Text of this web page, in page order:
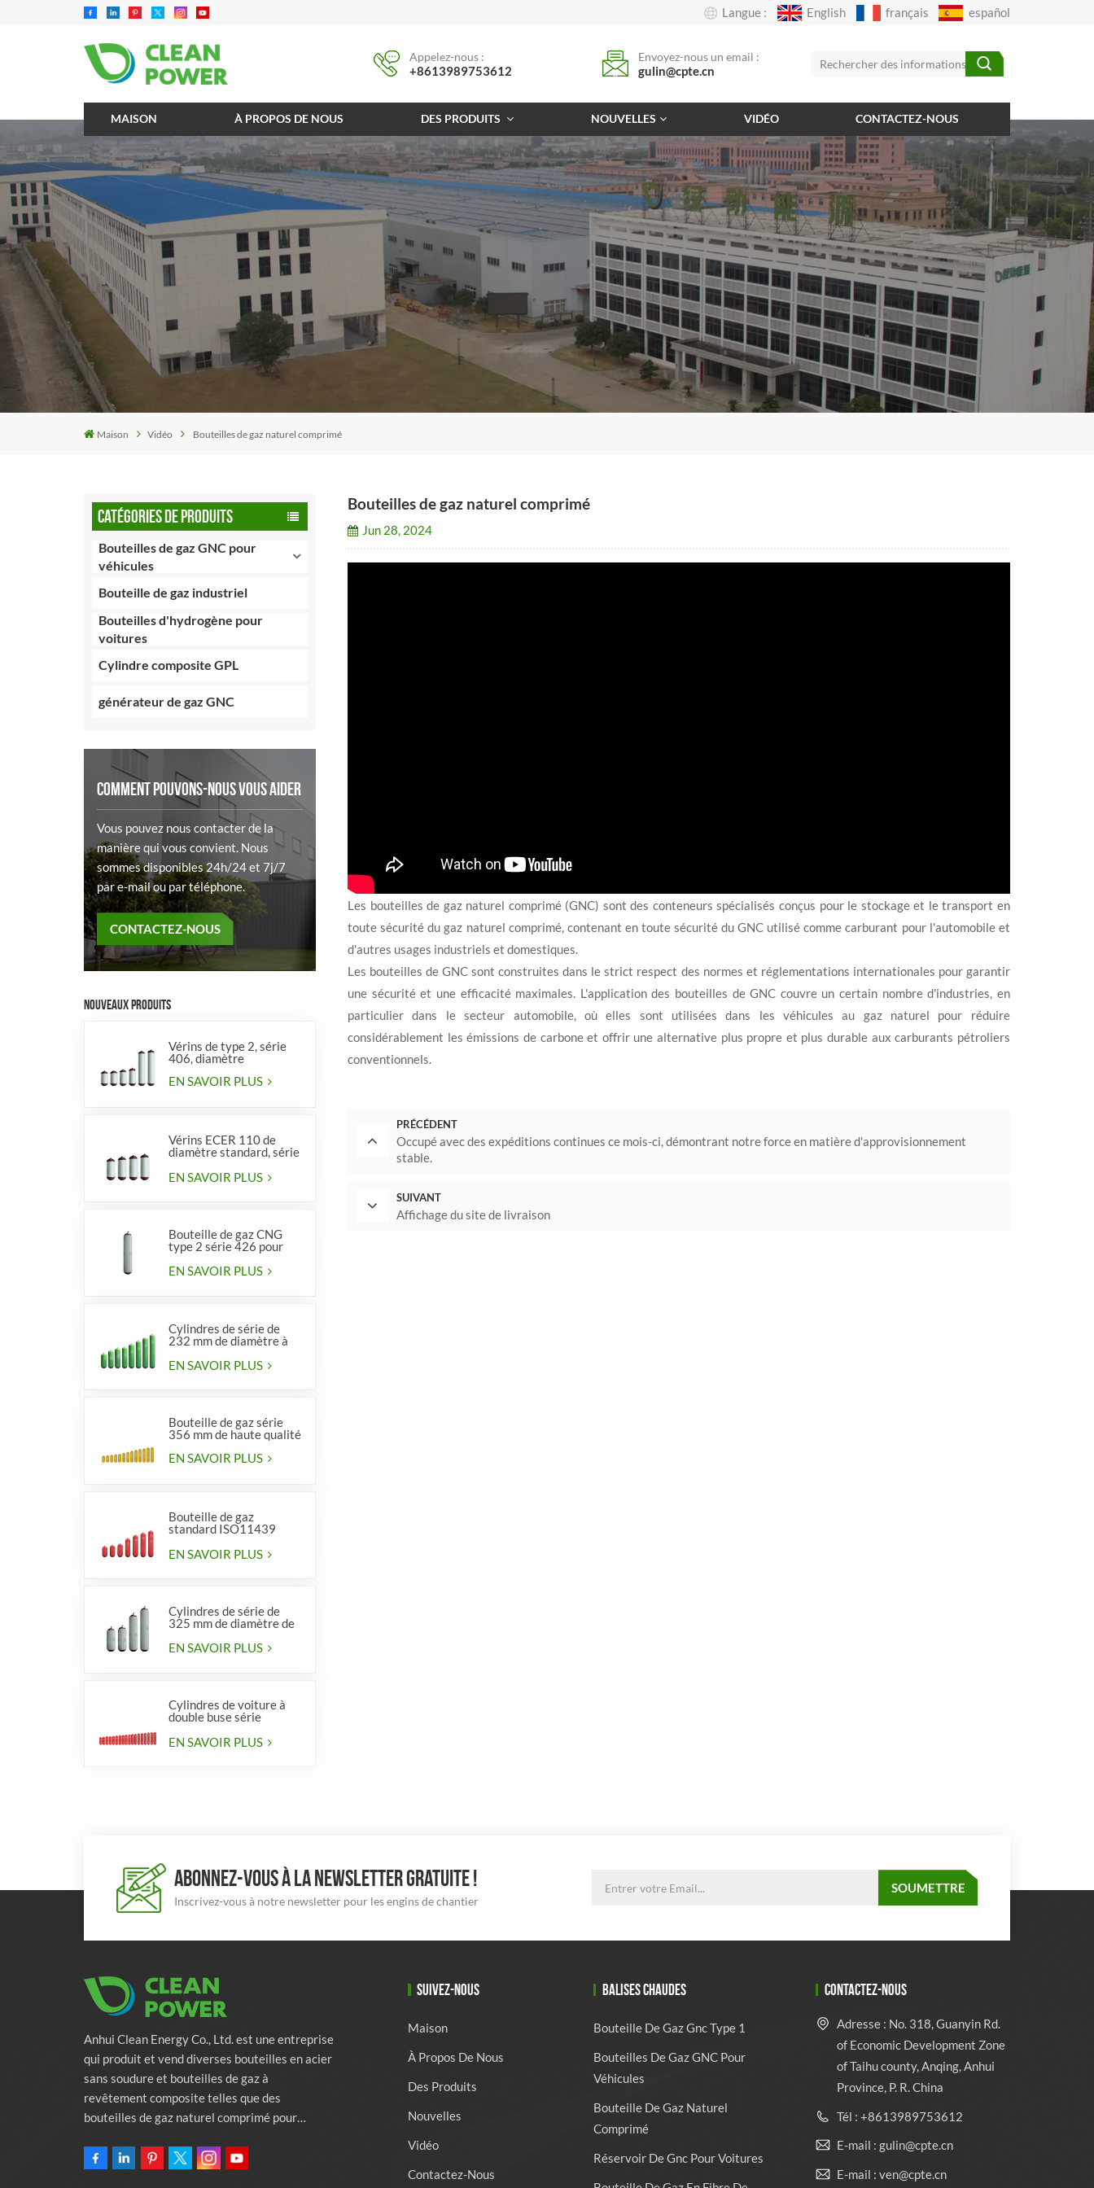
Langue : English français español
Appelez-nous :
+8613989753612
Envoyez-nous un email :
gulin@cpte.cn
MAISON À PROPOS DE NOUS DES PRODUITS NOUVELLES VIDÉO CONTACTEZ-NOUS
Maison Vidéo Bouteilles de gaz naturel comprimé
CATÉGORIES DE PRODUITS
Bouteilles de gaz GNC pour
véhicules
Bouteille de gaz industriel
Bouteilles d'hydrogène pour
voitures
Cylindre composite GPL
générateur de gaz GNC
COMMENT POUVONS-NOUS VOUS AIDER
Vous pouvez nous contacter de la
manière qui vous convient. Nous
sommes disponibles 24h/24 et 7j/7
par e-mail ou par téléphone.
CONTACTEZ-NOUS
NOUVEAUX PRODUITS
Vérins de type 2, série
406, diamètre
EN SAVOIR PLUS
Vérins ECER 110 de
diamètre standard, série
EN SAVOIR PLUS
Bouteille de gaz CNG
type 2 série 426 pour
véhicules
EN SAVOIR PLUS
Cylindres de série de
232 mm de diamètre à
EN SAVOIR PLUS
Bouteille de gaz série
356 mm de haute qualité
EN SAVOIR PLUS
Bouteille de gaz
standard ISO11439
EN SAVOIR PLUS
Cylindres de série de
325 mm de diamètre de
véhicules
EN SAVOIR PLUS
Cylindres de voiture à
double buse série
EN SAVOIR PLUS
Bouteilles de gaz naturel comprimé
Jun 28, 2024
Les bouteilles de gaz naturel comprimé (GNC) sont des conteneurs spécialisés conçus pour le stockage et le transport en
toute sécurité du gaz naturel comprimé, contenant en toute sécurité du GNC utilisé comme carburant pour l'automobile et
d'autres usages industriels et domestiques.
Les bouteilles de GNC sont construites dans le strict respect des normes et réglementations internationales pour garantir
une sécurité et une efficacité maximales. L'application des bouteilles de GNC couvre un certain nombre d'industries, en
particulier dans le secteur automobile, où elles sont utilisées dans les véhicules au gaz naturel pour réduire
considérablement les émissions de carbone et offrir une alternative plus propre et plus durable aux carburants pétroliers
conventionnels.
PRÉCÉDENT
Occupé avec des expéditions continues ce mois-ci, démontrant notre force en matière d'approvisionnement
stable.
SUIVANT
Affichage du site de livraison
ABONNEZ-VOUS À LA NEWSLETTER GRATUITE !
Inscrivez-vous à notre newsletter pour les engins de chantier
Anhui Clean Energy Co., Ltd. est une entreprise
qui produit et vend diverses bouteilles en acier
sans soudure et bouteilles de gaz à
revêtement composite telles que des
bouteilles de gaz naturel comprimé pour
des bouteilles de lutte contre l'incendie.
SUIVEZ-NOUS
Maison
À Propos De Nous
Des Produits
Nouvelles
Vidéo
Contactez-Nous
BALISES CHAUDES
Bouteille De Gaz Gnc Type 1
Bouteilles De Gaz GNC Pour
Véhicules
Bouteille De Gaz Naturel
Comprimé
Réservoir De Gnc Pour Voitures
CONTACTEZ-NOUS
Adresse : No. 318, Guanyin Rd.
of Economic Development Zone
of Taihu county, Anqing, Anhui
Province, P. R. China
Tél : +8613989753612
E-mail : gulin@cpte.cn
E-mail : ven@cpte.cn